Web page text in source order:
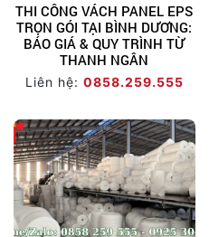
THI CÔNG VÁCH PANEL EPS
TRỌN GÓI TẠI BÌNH DƯƠNG:
BÁO GIÁ & QUY TRÌNH TỪ
THANH NGÂN
Liên hệ: 0858.259.555